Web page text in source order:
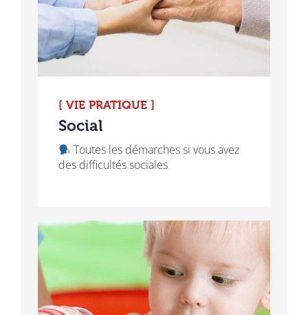
[ VIE PRATIQUE ]
Social
Toutes les démarches si vous avez
des difficultés sociales